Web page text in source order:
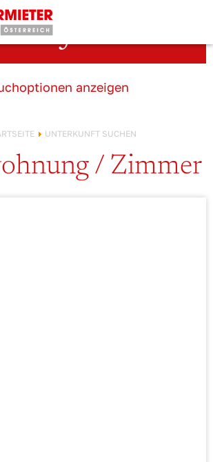
suchen
anzeigen
UNTERKUNFT SUCHEN
/ Zimmer